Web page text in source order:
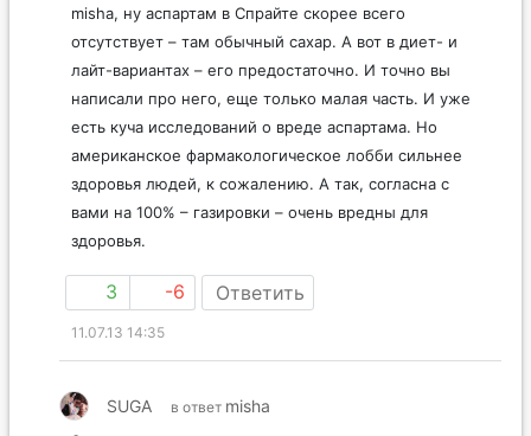
misha, ну аспартам в Спрайте скорее всего
отсутствует – там обычный сахар. А вот в диет- и
лайт-вариантах – его предостаточно. И точно вы
написали про него, еще только малая часть. И уже
есть куча исследований о вреде аспартама. Но
американское фармакологическое лобби сильнее
здоровья людей, к сожалению. А так, согласна с
вами на 100% – газировки – очень вредны для
здоровья.
3 -6 Ответить
11.07.13 14:35
SUGA в ответ misha